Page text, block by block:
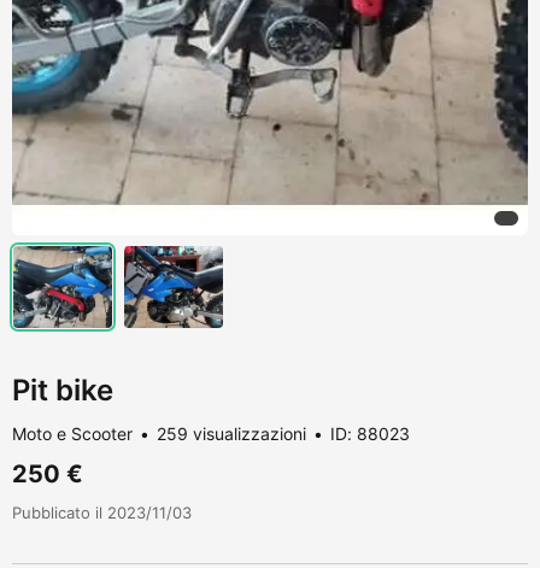
Pit bike
Moto e Scooter 259 visualizzazioni ID: 88023
250 €
Pubblicato il 2023/11/03